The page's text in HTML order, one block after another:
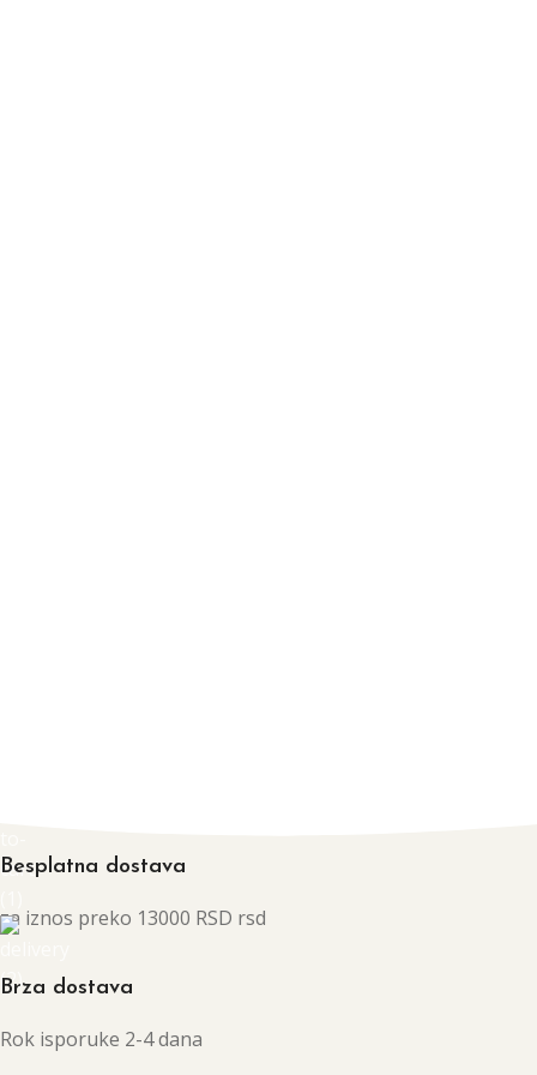
Besplatna dostava
za iznos preko 13000 RSD rsd
Brza dostava
Rok isporuke 2-4 dana